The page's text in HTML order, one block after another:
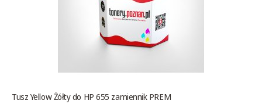
Tusz Yellow Żółty do HP 655 zamiennik PREM